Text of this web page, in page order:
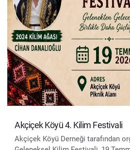
Akçiçek Köyü 4. Kilim Festivali
Akçiçek Köyü Derneği tarafından